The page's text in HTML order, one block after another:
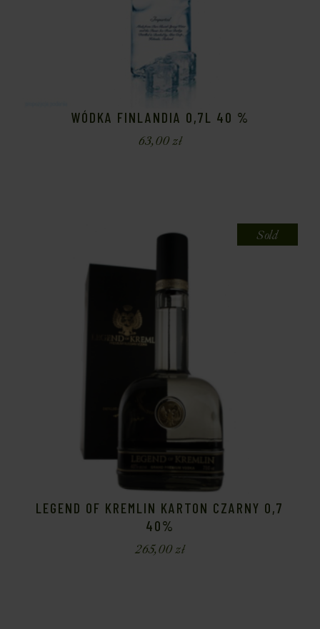
WÓDKA FINLANDIA 0,7L 40 %
63,00zł
Sold
LEGEND OF KREMLIN KARTON CZARNY 0,7
40%
265,00zł